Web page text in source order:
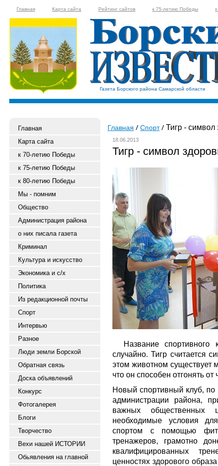
Главная Карта сайта Рейтинг сайтов к 75-летию Победы
Газета Борского района Самарской области
Главная
Карта сайта
к 70-летию Победы
к 75-летию Победы
к 80-летию Победы
Мы - помним
Общество
Администрация района
о них писала газета
Криминал
Культура и искусство
Экономика и с/х
Политика
Из редакционной почты
Спорт
Интервью
Разное
Люди земли Борской
Обратная связь
Доска объявлений
Конкурс
Фотогалерея
Блоги
Творчество
Вехи нашей ИСТОРИИ
Обьявления на главной
Главная Спорт Тигр - символ
18.06.2013
Тигр - символ
Название
случайно. Тигр считается
этом животном существует
что он способен отгонять
Новый спортивный клуб, по
администрации района,
важных общественных
необходимые условия
спортом с помощью
тренажеров, грамотно
квалифицированных
ценностях здорового